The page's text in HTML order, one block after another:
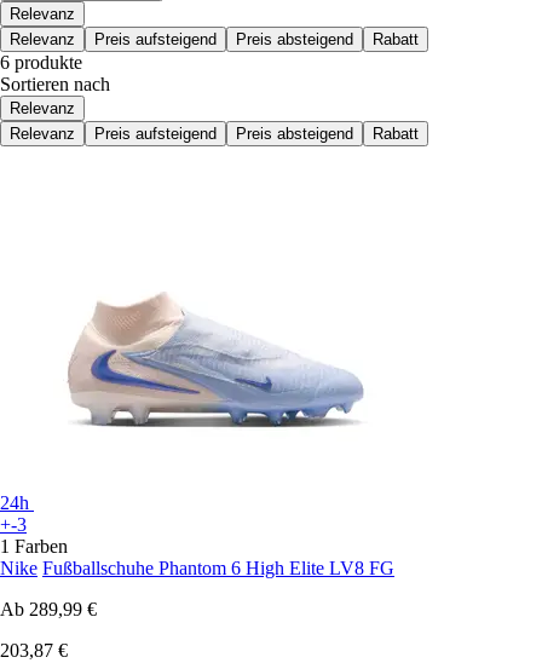
Relevanz
Relevanz
Preis aufsteigend Preis absteigend Rabatt
6 produkte
Sortieren nach
Relevanz
Relevanz
Preis aufsteigend Preis absteigend Rabatt
24h
+-3
1 Farben
Nike Fußballschuhe Phantom 6 High Elite LV8 FG
Ab 289,99 €
203,87 €